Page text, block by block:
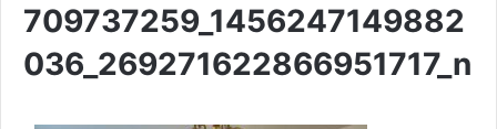
709737259_1456247149882
036_269271622866951717_n